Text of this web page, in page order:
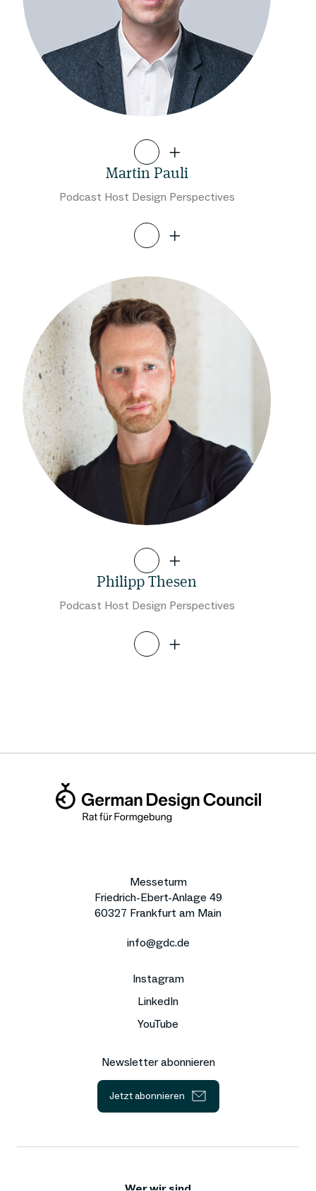
Martin Pauli
Podcast Host Design Perspectives
Philipp Thesen
Podcast Host Design Perspectives
Messeturm
Friedrich-Ebert-Anlage 49
60327 Frankfurt am Main
info@gdc.de
Instagram
LinkedIn
YouTube
Newsletter abonnieren
Jetzt abonnieren
Wer wir sind